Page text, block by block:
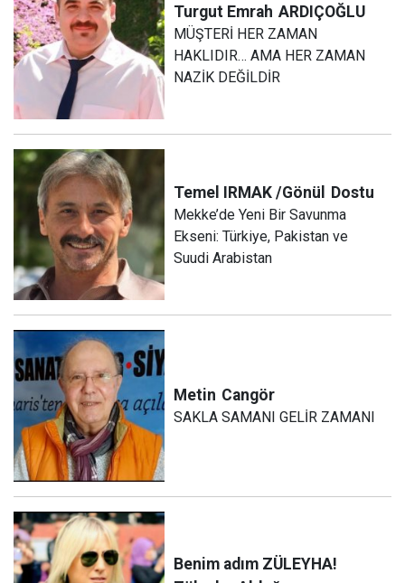
Turgut Emrah ARDIÇOĞLU
MÜŞTERİ HER ZAMAN
HAKLIDIR… AMA HER ZAMAN
NAZİK DEĞİLDİR
Temel IRMAK /Gönül Dostu
Mekke’de Yeni Bir Savunma
Ekseni: Türkiye, Pakistan ve
Suudi Arabistan
Metin Cangör
SAKLA SAMANI GELİR ZAMANI
Benim adım ZÜLEYHA!